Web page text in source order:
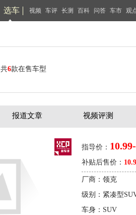
选车 视频 车评 长测 百科 问答 车市 观
共6款在售车型
报道文章 视频评测
指导价：
补贴后售价：
厂商：领克
级别：紧凑型
车身：SUV